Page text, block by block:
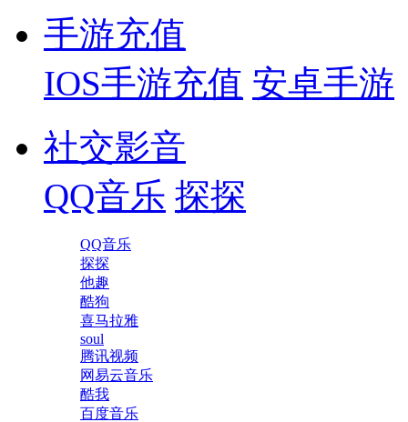
手游充值
IOS手游充值 安卓手游
社交影音
QQ音乐 探探
QQ音乐
探探
他趣
酷狗
喜马拉雅
soul
腾讯视频
网易云音乐
酷我
百度音乐